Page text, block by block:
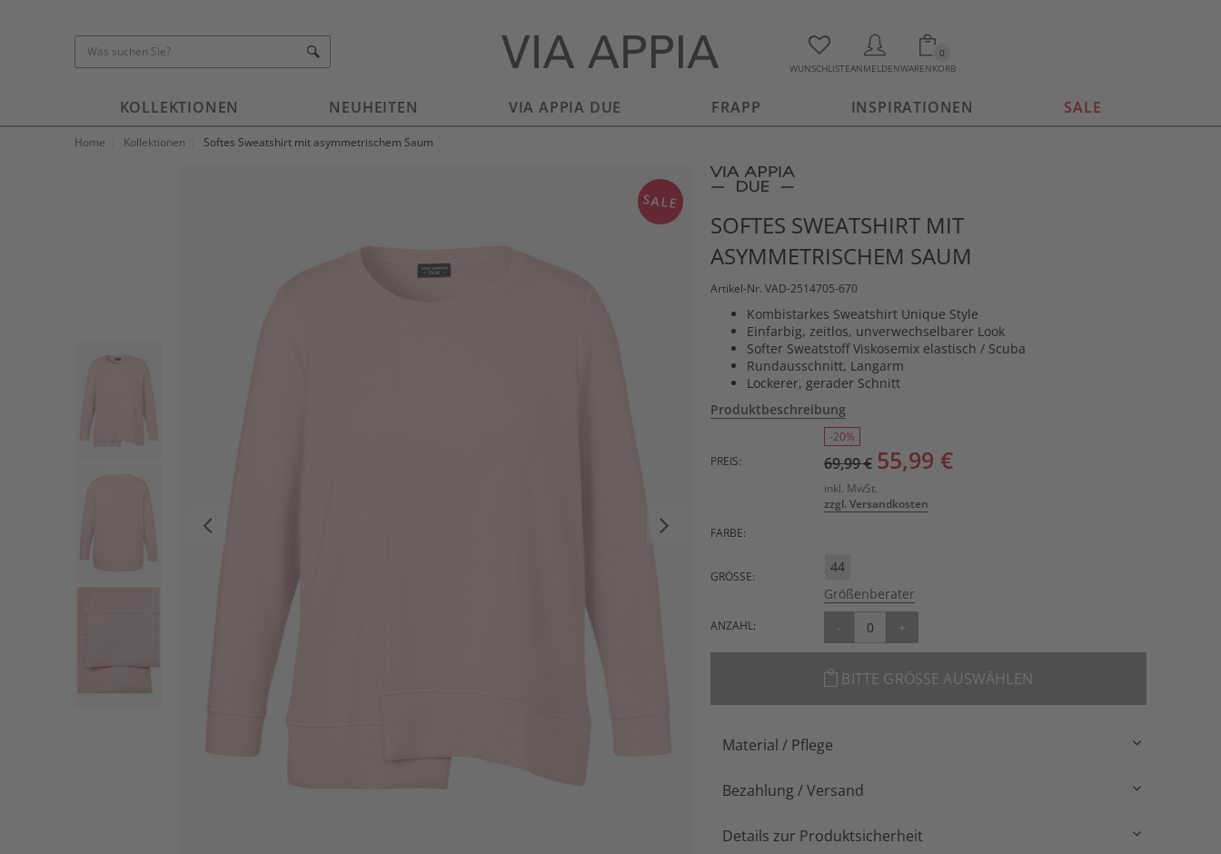
WUNSCHLISTEANMELDEN
0
WARENKORB
KOLLEKTIONEN NEUHEITEN VIA APPIA DUE FRAPP INSPIRATIONEN SALE
Home Kollektionen Softes Sweatshirt mit asymmetrischem Saum
SALE
SOFTES SWEATSHIRT MIT
ASYMMETRISCHEM SAUM
Artikel-Nr. VAD-2514705-670
Kombistarkes Sweatshirt Unique Style
Einfarbig, zeitlos, unverwechselbarer Look
Softer Sweatstoff Viskosemix elastisch / Scuba
Rundausschnitt, Langarm
Lockerer, gerader Schnitt
Produktbeschreibung
-20%
PREIS:
69,99 € 55,99 €
inkl. MwSt.
zzgl. Versandkosten
FARBE:
GRÖSSE:
44
Größenberater
ANZAHL: - +
BITTE GRÖSSE AUSWÄHLEN
Material / Pflege
Bezahlung / Versand
Details zur Produktsicherheit